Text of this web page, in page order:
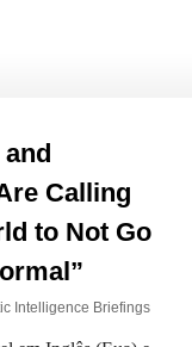
Calling
to Not Go
Intelligence Briefings